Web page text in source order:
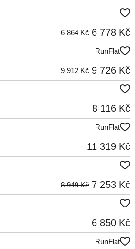
6 778 Kč
6 864 Kč
RunFlat
9 726 Kč
9 912 Kč
8 116 Kč
RunFlat
11 319 Kč
7 253 Kč
8 949 Kč
6 850 Kč
RunFlat